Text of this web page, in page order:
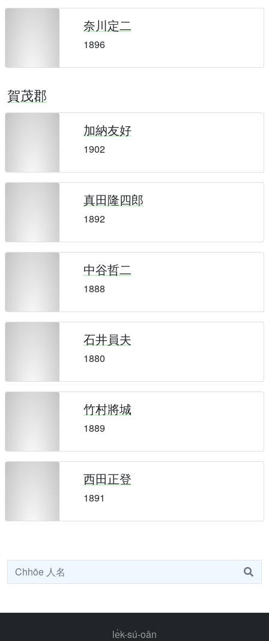
奈川定二
1896
賀茂郡
加納友好
1902
真田隆四郎
1892
中谷哲二
1888
石井員夫
1880
竹村將城
1889
西田正登
1891
le̍k-sú-oân